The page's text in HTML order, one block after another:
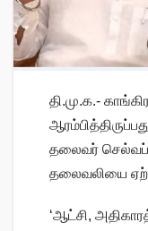
தி.மு.க.-
தலைவர் செல்வப்
தலைவலியை
‘ஆட்சி,